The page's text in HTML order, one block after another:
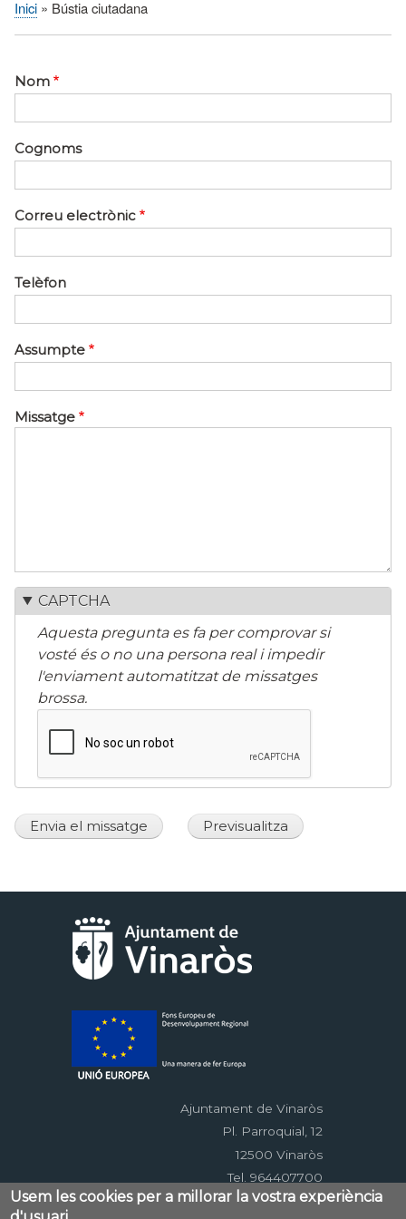
Fil
Inici Bústia ciutadana
Nom
Cognoms
Correu electrònic
Telèfon
Assumpte
Missatge
CAPTCHA
Aquesta pregunta es fa per comprovar si
vosté és o no una persona real i impedir
l'enviament automatitzat de missatges
brossa.
Ajuntament de Vinaròs
Pl. Parroquial, 12
12500 Vinaròs
Tel. 964407700
Usem les cookies per a millorar la vostra experiència